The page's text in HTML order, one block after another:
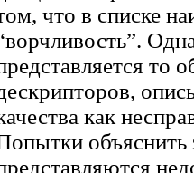
что в списке
то
как